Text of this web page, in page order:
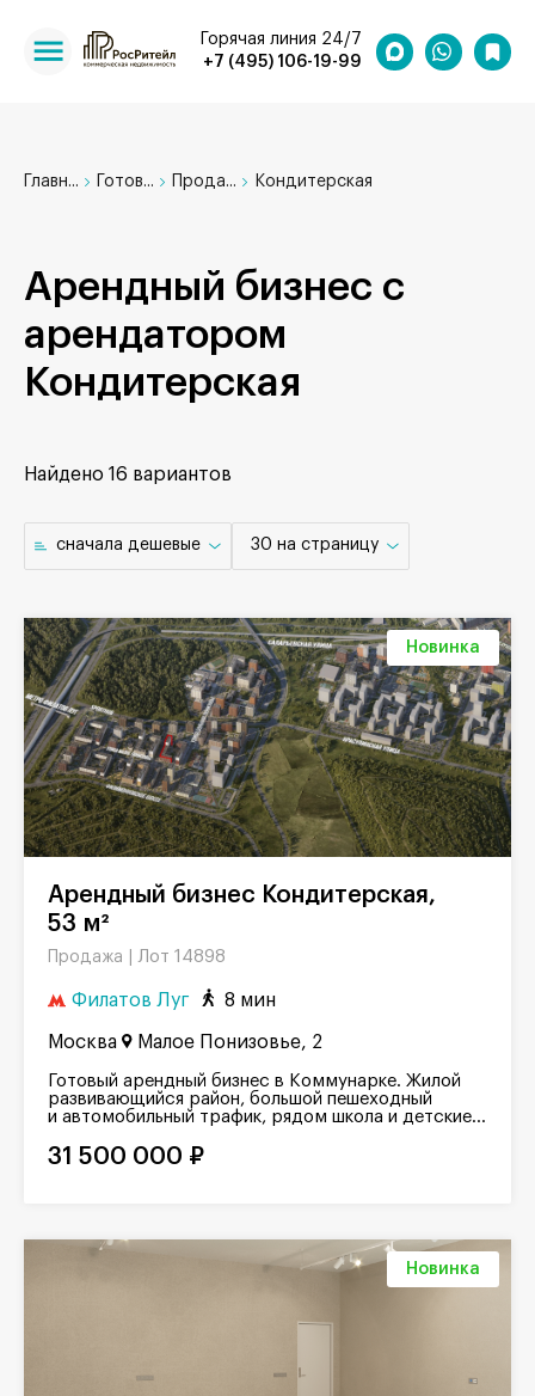
+7 (495) 106-19-99
Горячая линия 24/7
Главн... Готов... Прода... Кондитерская
Арендный бизнес с
арендатором
Кондитерская
Найдено 16 вариантов
cначала дешевые 30 на страницу
Новинка
Арендный бизнес Кондитерская,
53 м²
Продажа | Лот 14898
Филатов Луг 8 мин
Москва Малое Понизовье, 2
Готовый арендный бизнес в Коммунарке. Жилой
развивающийся район, большой пешеходный
и автомобильный трафик, рядом школа и детские...
31 500 000 ₽
Новинка